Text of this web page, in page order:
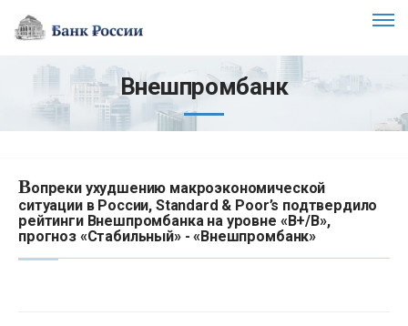
Внешпромбанк
Вопреки ухудшению макроэкономической
ситуации в России, Standard & Poor’s подтвердило
рейтинги Внешпромбанка на уровне «B+/B»,
прогноз «Стабильный» - «Внешпромбанк»